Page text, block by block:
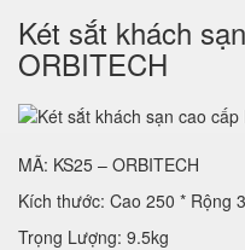
Két sắt khách
ORBITECH
MÃ: KS25 – ORBITECH
Kích thước: Cao 250 * Rộng
Trọng Lượng: 9.5kg